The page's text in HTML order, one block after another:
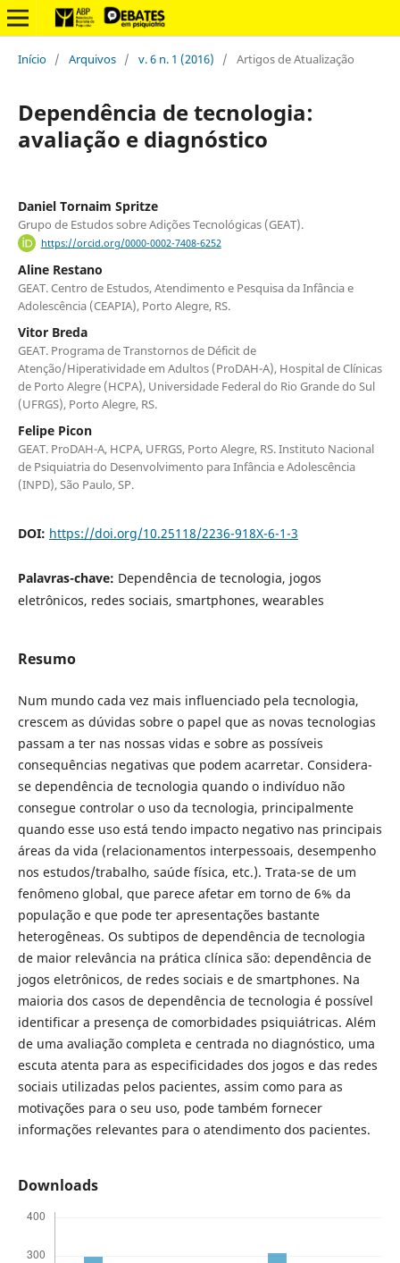
Início / Arquivos / v. 6 n. 1 (2016) / Artigos de Atualização
Dependência de tecnologia:
avaliação e diagnóstico
Daniel Tornaim Spritze
Grupo de Estudos sobre Adições Tecnológicas (GEAT).
https://orcid.org/0000-0002-7408-6252
Aline Restano
GEAT. Centro de Estudos, Atendimento e Pesquisa da Infância e
Adolescência (CEAPIA), Porto Alegre, RS.
Vitor Breda
GEAT. Programa de Transtornos de Déficit de
Atenção/Hiperatividade em Adultos (ProDAH-A), Hospital de Clínicas
de Porto Alegre (HCPA), Universidade Federal do Rio Grande do Sul
(UFRGS), Porto Alegre, RS.
Felipe Picon
GEAT. ProDAH-A, HCPA, UFRGS, Porto Alegre, RS. Instituto Nacional
de Psiquiatria do Desenvolvimento para Infância e Adolescência
(INPD), São Paulo, SP.
DOI: https://doi.org/10.25118/2236-918X-6-1-3
Palavras-chave: Dependência de tecnologia, jogos
eletrônicos, redes sociais, smartphones, wearables
Resumo
Num mundo cada vez mais influenciado pela tecnologia,
crescem as dúvidas sobre o papel que as novas tecnologias
passam a ter nas nossas vidas e sobre as possíveis
consequências negativas que podem acarretar. Considera-
se dependência de tecnologia quando o indivíduo não
consegue controlar o uso da tecnologia, principalmente
quando esse uso está tendo impacto negativo nas principais
áreas da vida (relacionamentos interpessoais, desempenho
nos estudos/trabalho, saúde física, etc.). Trata-se de um
fenômeno global, que parece afetar em torno de 6% da
população e que pode ter apresentações bastante
heterogêneas. Os subtipos de dependência de tecnologia
de maior relevância na prática clínica são: dependência de
jogos eletrônicos, de redes sociais e de smartphones. Na
maioria dos casos de dependência de tecnologia é possível
identificar a presença de comorbidades psiquiátricas. Além
de uma avaliação completa e centrada no diagnóstico, uma
escuta atenta para as especificidades dos jogos e das redes
sociais utilizadas pelos pacientes, assim como para as
motivações para o seu uso, pode também fornecer
informações relevantes para o atendimento dos pacientes.
Downloads